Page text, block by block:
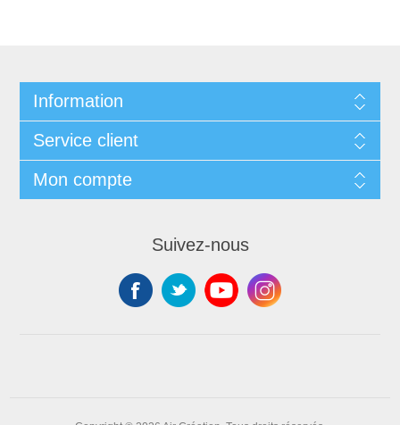
Information
Service client
Mon compte
Suivez-nous